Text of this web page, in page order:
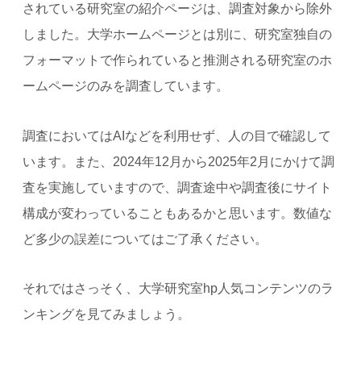
されている研究室の紹介ページは、調査対象から除外
しました。大学ホームページとは別に、研究室独自の
フォーマットで作られていると推測される研究室のホ
ームページのみを調査しています。
調査においてはAIなどを利用せず、人の目で確認して
います。また、2024年12月から2025年2月にかけて調
査を実施していますので、調査途中や調査後にサイト
構成が変わっていることもあるかと思います。数値な
ど多少の誤差についてはご了承ください。
それではさっそく、大学研究室hp人気コンテンツのラ
ンキングを見てみましょう。